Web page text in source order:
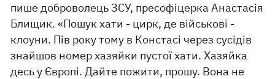
пише доброволець ЗСУ, пресофіцерка Анастасія
Блищик. «Пошук хати - цирк, де військові -
клоуни. Пів року тому в Констасі через сусідів
знайшов номер хазяйки пустої хати. Хазяйка
десь у Європі. Дайте пожити, прошу. Вона не